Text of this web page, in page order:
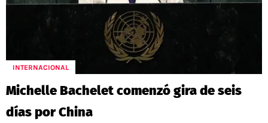
INTERNACIONAL
Michelle Bachelet comenzó gira de seis
días por China